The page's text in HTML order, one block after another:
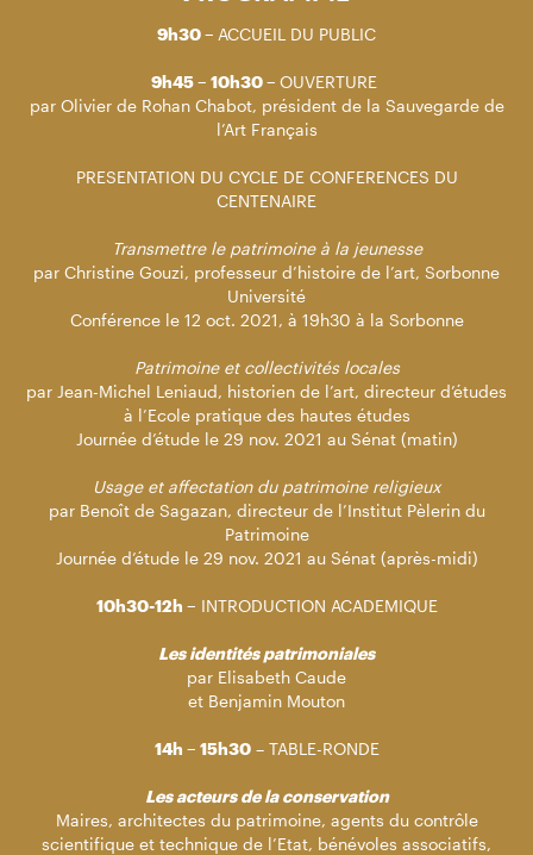
9h30 – ACCUEIL DU PUBLIC
9h45 – 10h30 – OUVERTURE
par Olivier de Rohan Chabot, président de la Sauvegarde de
l’Art Français
PRESENTATION DU CYCLE DE CONFERENCES DU
CENTENAIRE
Transmettre le patrimoine à la jeunesse
par Christine Gouzi, professeur d’histoire de l’art, Sorbonne
Université
Conférence le 12 oct. 2021, à 19h30 à la Sorbonne
Patrimoine et collectivités locales
par Jean-Michel Leniaud, historien de l’art, directeur d’études
à l’Ecole pratique des hautes études
Journée d’étude le 29 nov. 2021 au Sénat (matin)
Usage et affectation du patrimoine religieux
par Benoît de Sagazan, directeur de l’Institut Pèlerin du
Patrimoine
Journée d’étude le 29 nov. 2021 au Sénat (après-midi)
10h30-12h – INTRODUCTION ACADEMIQUE
Les identités patrimoniales
par Elisabeth Caude
et Benjamin Mouton
14h – 15h30– TABLE-RONDE
Les acteurs de la conservation
Maires, architectes du patrimoine, agents du contrôle
scientifique et technique de l’Etat, bénévoles associatifs,